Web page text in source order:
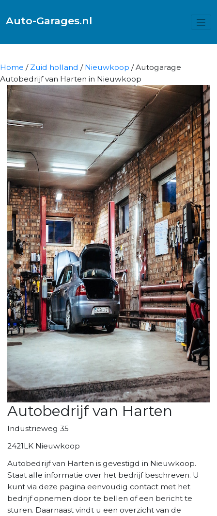
Auto-Garages.nl
Home / Zuid holland / Nieuwkoop / Autogarage
Autobedrijf van Harten in Nieuwkoop
Autobedrijf van Harten
Industrieweg 35
2421LK Nieuwkoop
Autobedrijf van Harten is gevestigd in Nieuwkoop.
Staat alle informatie over het bedrijf beschreven. U
kunt via deze pagina eenvoudig contact met het
bedrijf opnemen door te bellen of een bericht te
sturen. Daarnaast vindt u een overzicht van de